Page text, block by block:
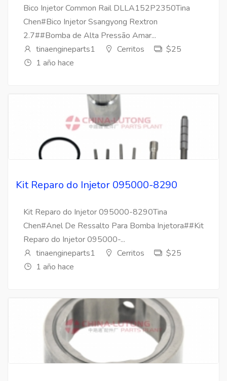
Bico Injetor Common Rail DLLA152P2350Tina
Chen#Bico Injetor Ssangyong Rextron
2.7##Bomba de Alta Pressão Amar...
tinaengineparts1
Cerritos
$25
1 año hace
Kit Reparo do Injetor 095000-8290
Kit Reparo do Injetor 095000-8290Tina
Chen#Anel De Ressalto Para Bomba Injetora##Kit
Reparo do Injetor 095000-...
tinaengineparts1
Cerritos
$25
1 año hace